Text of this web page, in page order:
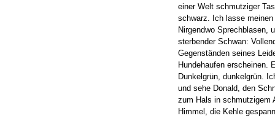
einer Welt schmutziger
schwarz. Ich lasse
Nirgendwo Sprechblasen,
sterbender Schwan:
Gegenständen seines
Hundehaufen erscheinen.
Dunkelgrün, dunkelgrün.
und sehe Donald, den
zum Hals in schmutzigem
Himmel, die Kehle